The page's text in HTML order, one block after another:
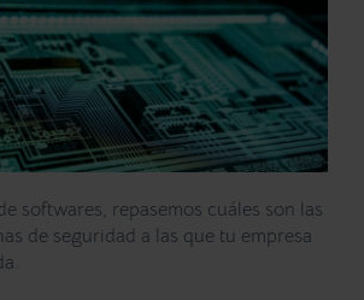
softwares, repasemos cuáles son las
de seguridad a las que tu empresa